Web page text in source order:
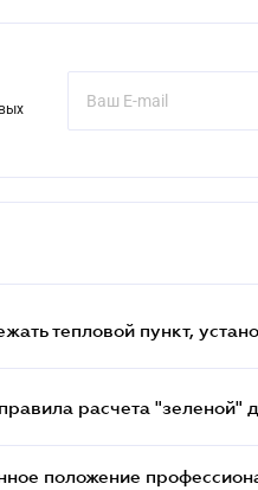
тепловой пункт,
расчета "зеленой"
положение